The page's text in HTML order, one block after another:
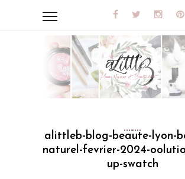
alittleb-blog-beaute-lyon-
naturel-fevrier-2024-
up-swatch